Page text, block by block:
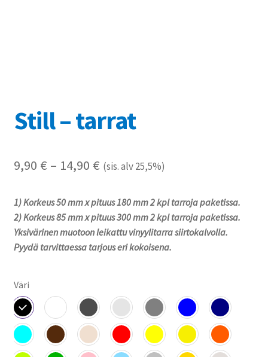
Teollisuus & Kiinteistö
Toimitusehdot
Värikartta
Kassa
Still – tarrat
9,90 € – 14,90 €Hintaluokka:
-
14,90 €
(sis. alv 25,5%)
1) Korkeus 50 mm x pituus 180 mm 2 kpl tarroja paketissa.
2) Korkeus 85 mm x pituus 300 mm 2 kpl tarroja paketissa.
Yksivärinen muotoon leikattu vinyylitarra siirtokalvolla.
Pyydä tarvittaessa tarjous eri kokoisena.
Väri